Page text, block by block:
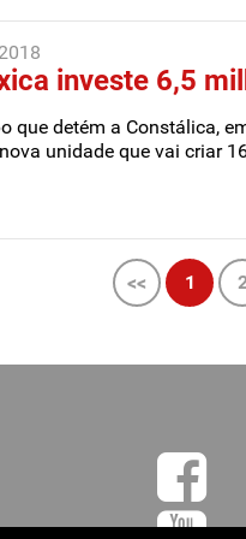
investe 6,5
que detém a Constálica,
unidade que vai criar
<< 1